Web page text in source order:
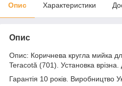
Опис Характеристики
Опис
Опис: Коричнева кругла мийка
Teracotă (701). Установка врізна.
Гарантія 10 років. Виробництво